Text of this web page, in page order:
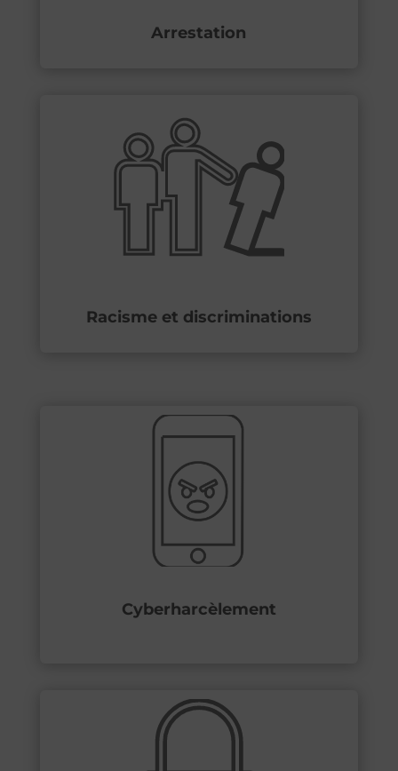
Arrestation
Racisme et discriminations
Cyberharcèlement